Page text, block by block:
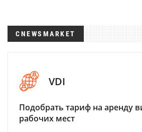
CNEWSMARKET
VDI
Подобрать тариф на аренду
рабочих мест